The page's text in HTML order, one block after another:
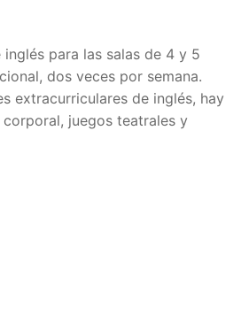
para las salas de 4 y 5
dos veces por semana.
extracurriculares de inglés, hay
juegos teatrales y